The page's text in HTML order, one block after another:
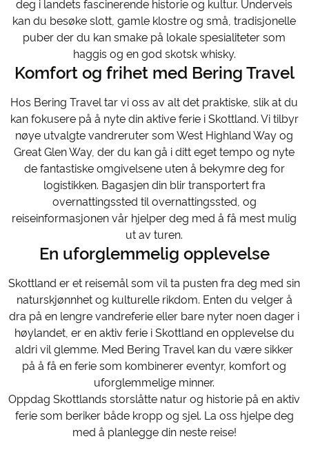
deg i landets fascinerende historie og kultur. Underveis
kan du besøke slott, gamle klostre og små, tradisjonelle
puber der du kan smake på lokale spesialiteter som
haggis og en god skotsk whisky.
Komfort og frihet med Bering Travel
Hos Bering Travel tar vi oss av alt det praktiske, slik at du
kan fokusere på å nyte din aktive ferie i Skottland. Vi tilbyr
nøye utvalgte vandreruter som West Highland Way og
Great Glen Way, der du kan gå i ditt eget tempo og nyte
de fantastiske omgivelsene uten å bekymre deg for
logistikken. Bagasjen din blir transportert fra
overnattingssted til overnattingssted, og
reiseinformasjonen vår hjelper deg med å få mest mulig
ut av turen.
En uforglemmelig opplevelse
Skottland er et reisemål som vil ta pusten fra deg med sin
naturskjønnhet og kulturelle rikdom. Enten du velger å
dra på en lengre vandreferie eller bare nyter noen dager i
høylandet, er en aktiv ferie i Skottland en opplevelse du
aldri vil glemme. Med Bering Travel kan du være sikker
på å få en ferie som kombinerer eventyr, komfort og
uforglemmelige minner.
Oppdag Skottlands storslåtte natur og historie på en aktiv
ferie som beriker både kropp og sjel. La oss hjelpe deg
med å planlegge din neste reise!